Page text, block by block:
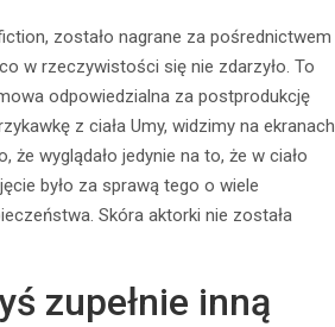
zostało nagrane za pośrednictwem
w rzeczywistości się nie zdarzyło. To
odpowiedzialna za postprodukcję
z ciała Umy, widzimy na ekranach
wyglądało jedynie na to, że w ciało
było za sprawą tego o wiele
Skóra aktorki nie została
zupełnie inną